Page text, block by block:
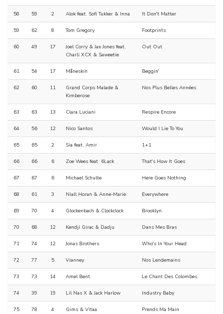
58 59 2 Alok feat. Sofi Tukker & Inna It Don't Matter
59 62 8 Tom Gregory Footprints
60 49 17
Joel Corry & Jax Jones feat.
Charli XCX & Saweetie
Out Out
61 54 17 Måneskin Beggin'
62 60 11
Grand Corps Malade &
Kimberose
Nos Plus Belles Années
63 63 13 Clara Luciani Respire Encore
64 56 12 Nico Santos Would I Lie To You
65 65 2 Sia feat. Amir 1+1
66 66 6 Zoe Wees feat. 6Lack That's How It Goes
67 67 6 Michael Schulte Here Goes Nothing
68 61 3 Niall Horan & Anne-Marie Everywhere
69 70 4 Glockenbach & Clockclock Brooklyn
70 68 12 Kendji Girac & Dadju Dans Mes Bras
71 74 12 Jonas Brothers Who's In Your Head
72 77 5 Vianney Nos Lendemains
73 73 14 Amel Bent Le Chant Des Colombes
74 39 19 Lil Nas X & Jack Harlow Industry Baby
75 78 4 Gims & Vitaa Prends Ma Main